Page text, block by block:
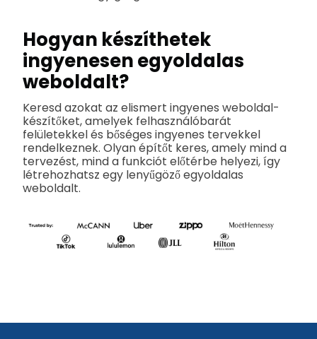
Hogyan készíthetek
ingyenesen egyoldalas
weboldalt?
Keresd azokat az elismert ingyenes weboldal-
készítőket, amelyek felhasználóbarát
felületekkel és bőséges ingyenes tervekkel
rendelkeznek. Olyan építőt keres, amely mind a
tervezést, mind a funkciót előtérbe helyezi, így
létrehozhatsz egy lenyűgöző egyoldalas
weboldalt.